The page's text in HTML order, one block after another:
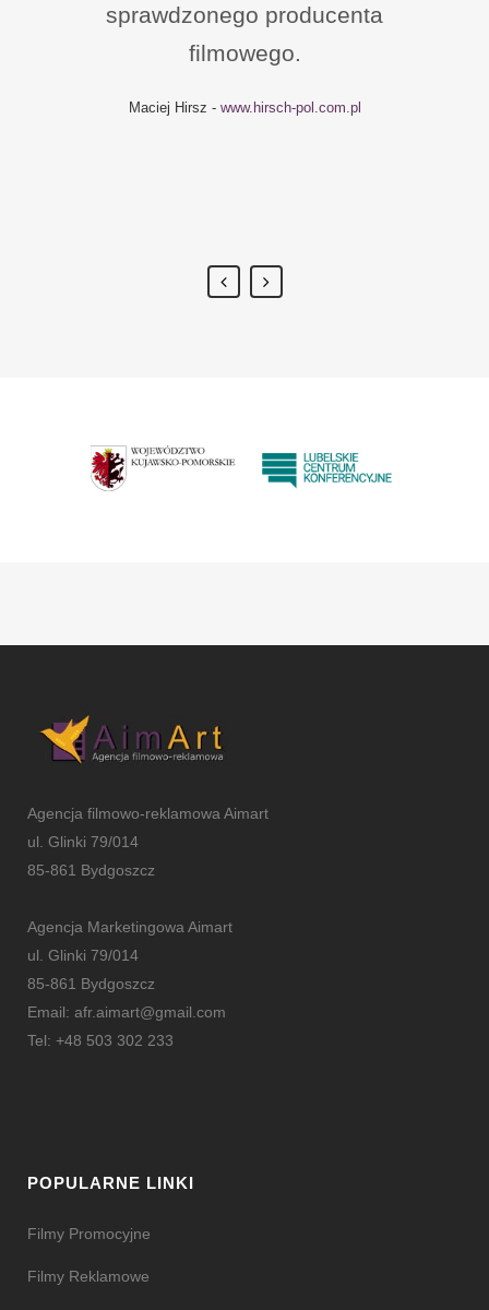
organizowanych przez naszą
firmę eventów. Dynamiczne i
sprawdzonego producenta
filmowego.
Maciej Hirsz - www.hirsch-pol.com.pl
Agencja filmowo-reklamowa Aimart
ul. Glinki 79/014
85-861 Bydgoszcz
Agencja Marketingowa Aimart
ul. Glinki 79/014
85-861 Bydgoszcz
Email: afr.aimart@gmail.com
Tel: +48 503 302 233
POPULARNE LINKI
Filmy Promocyjne
Filmy Reklamowe